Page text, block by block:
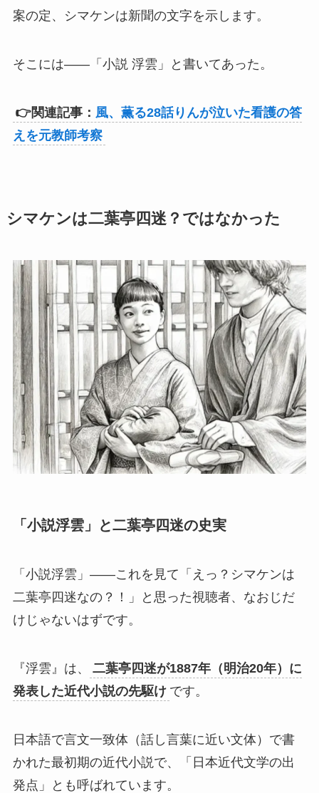
案の定、シマケンは新聞の文字を示します。
そこには——「小説 浮雲」と書いてあった。
👉関連記事： 風、薫る28話りんが泣いた看護の答
えを元教師考察
シマケンは二葉亭四迷？ではなかった
「小説浮雲」と二葉亭四迷の史実
「小説浮雲」——これを見て「えっ？シマケンは
二葉亭四迷なの？！」と思った視聴者、なおじだ
けじゃないはずです。
『浮雲』は、
二葉亭四迷が1887年（明治20年）に
発表した近代小説の先駆け です。
日本語で言文一致体（話し言葉に近い文体）で書
かれた最初期の近代小説で、「日本近代文学の出
発点」とも呼ばれています。